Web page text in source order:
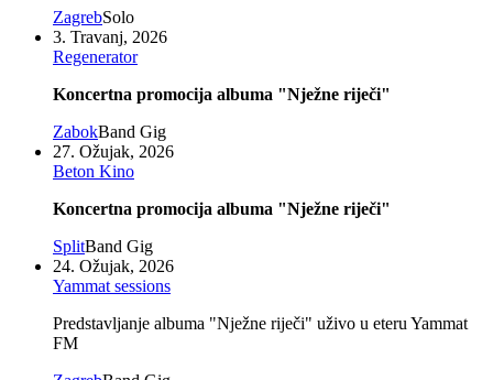
ZagrebSolo
3. Travanj, 2026
Regenerator
Koncertna promocija albuma "Nježne riječi"
ZabokBand Gig
27. Ožujak, 2026
Beton Kino
Koncertna promocija albuma "Nježne riječi"
SplitBand Gig
24. Ožujak, 2026
Yammat sessions
Predstavljanje albuma "Nježne riječi" uživo u eteru Yammat
FM